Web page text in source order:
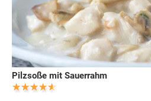
Pilzsoße mit Sauerrahm